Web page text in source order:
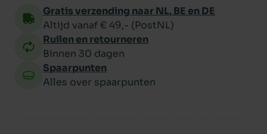
Gratis verzending naar NL, BE en DE
Altijd vanaf € 49,- (PostNL)
Ruilen en retourneren
Binnen 30 dagen
Spaarpunten
Alles over spaarpunten